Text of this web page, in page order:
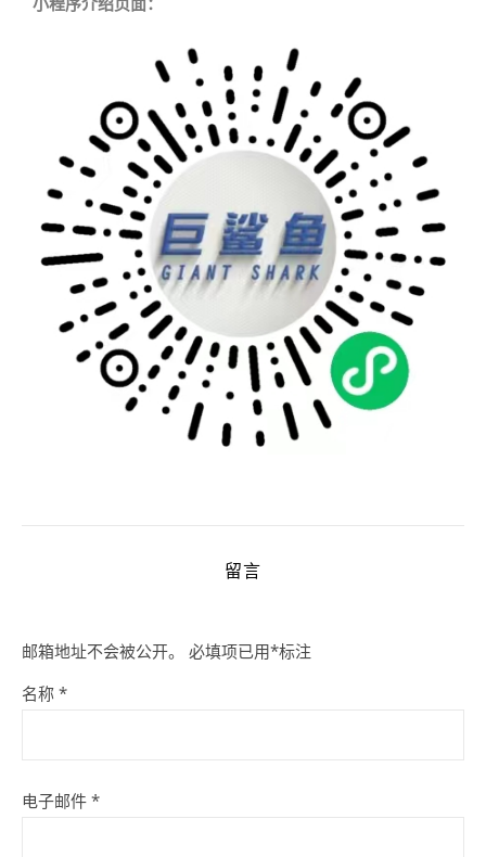
小程序介绍页面：
留言
邮箱地址不会被公开。 必填项已用*标注
名称 *
电子邮件 *